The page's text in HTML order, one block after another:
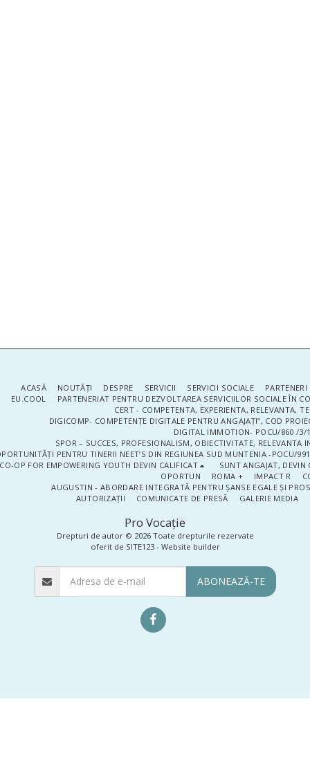
Pro Vocaţie
Drepturi de autor © 2026 Toate drepturile rezervate
oferit de SITE123- Website builder
ACASĂ NOUTĂŢI DESPRE SERVICII SERVICII SOCIALE
EU.COOL
PARTENERIAT PENTRU DEZVOLTAREA SERVICIILOR SOCIALE ÎN
CERT - COMPETENTA, EXPERIENTA, RELEVANTA,
DIGICOMP- COMPETENȚE DIGITALE PENTRU ANGAJAȚI”, COD
DIGITAL IMMOTION- POCU/860 /3/
SPOR – SUCCES, PROFESIONALISM, OBIECTIVITATE, RELEVANTA
PENTRU TINERII NEET’S DIN REGIUNEA SUD MUNTENIA -POCU/
CO-OP FOR EMPOWERING YOUTH DEVIN CALIFICAT
SUNT ANGAJAT, DEVIN
OPORTUN
ROMA + IMPACT R
AUGUSTIN - ABORDARE INTEGRATĂ PENTRU ȘANSE EGALE ȘI
AUTORIZAȚII
COMUNICATE DE PRESĂ GALERIE MEDIA
ABONEAZĂ-TE